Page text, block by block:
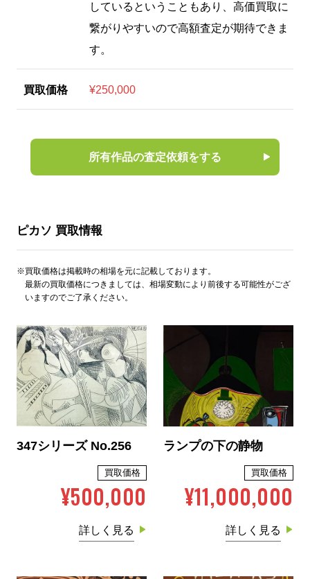
しているということもあり、高価買取に
繋がりやすいので高額査定が期待できま
す。
買取価格 ¥250,000
所有作品の査定依頼をする
ピカソ 買取情報
※買取価格は掲載時の相場を元に記載しております。
最新の買取価格につきましては、相場変動により前後する可能性がござ
いますのでご了承ください。
347シリーズ No.256
買取価格
¥500,000
詳しく見る
ランプの下の静物
買取価格
¥11,000,000
詳しく見る